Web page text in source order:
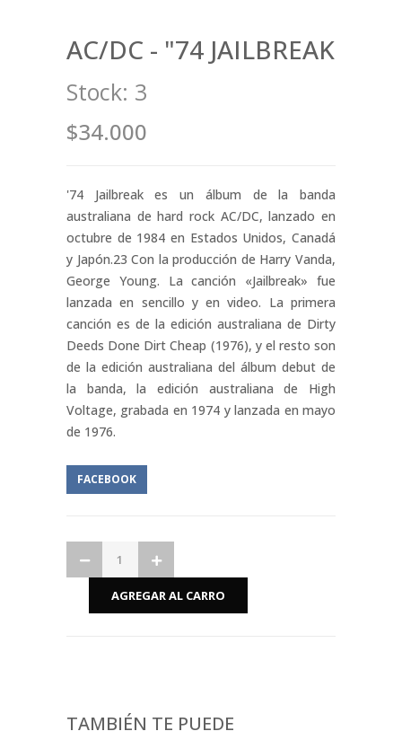
AC/DC - "74 JAILBREAK
Stock: 3
$34.000
'74 Jailbreak es un álbum de la banda
australiana de hard rock AC/DC, lanzado en
octubre de 1984 en Estados Unidos, Canadá
y Japón.2​3​ Con la producción de Harry Vanda,
George Young. La canción «Jailbreak» fue
lanzada en sencillo y en video. La primera
canción es de la edición australiana de Dirty
Deeds Done Dirt Cheap (1976), y el resto son
de la edición australiana del álbum debut de
la banda, la edición australiana de High
Voltage, grabada en 1974 y lanzada en mayo
de 1976.
FACEBOOK
TAMBIÉN TE PUEDE